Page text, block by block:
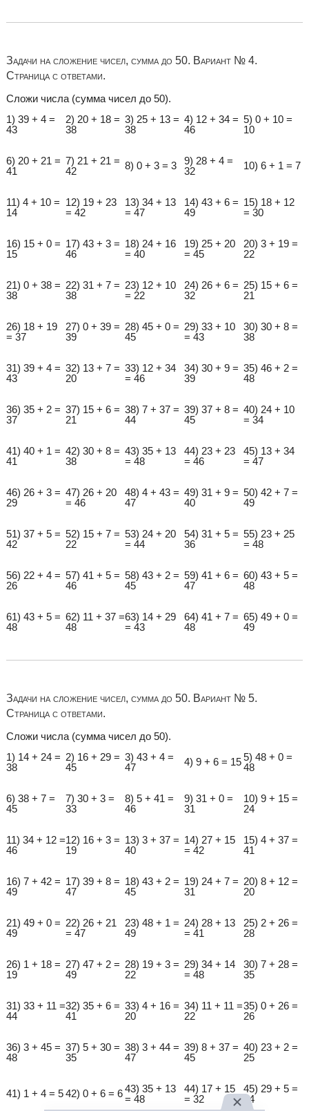
Задачи на сложение чисел, сумма до 50. Вариант № 4.
Страница с ответами.
Сложи числа (сумма чисел до 50).
1) 39 + 4 =
43
2) 20 + 18 =
38
3) 25 + 13 =
38
4) 12 + 34 =
46
5) 0 + 10 =
10
6) 20 + 21 =
41
7) 21 + 21 =
42
8) 0 + 3 = 3
9) 28 + 4 =
32
10) 6 + 1 = 7
11) 4 + 10 =
14
12) 19 + 23
= 42
13) 34 + 13
= 47
14) 43 + 6 =
49
15) 18 + 12
= 30
16) 15 + 0 =
15
17) 43 + 3 =
46
18) 24 + 16
= 40
19) 25 + 20
= 45
20) 3 + 19 =
22
21) 0 + 38 =
38
22) 31 + 7 =
38
23) 12 + 10
= 22
24) 26 + 6 =
32
25) 15 + 6 =
21
26) 18 + 19
= 37
27) 0 + 39 =
39
28) 45 + 0 =
45
29) 33 + 10
= 43
30) 30 + 8 =
38
31) 39 + 4 =
43
32) 13 + 7 =
20
33) 12 + 34
= 46
34) 30 + 9 =
39
35) 46 + 2 =
48
36) 35 + 2 =
37
37) 15 + 6 =
21
38) 7 + 37 =
44
39) 37 + 8 =
45
40) 24 + 10
= 34
41) 40 + 1 =
41
42) 30 + 8 =
38
43) 35 + 13
= 48
44) 23 + 23
= 46
45) 13 + 34
= 47
46) 26 + 3 =
29
47) 26 + 20
= 46
48) 4 + 43 =
47
49) 31 + 9 =
40
50) 42 + 7 =
49
51) 37 + 5 =
42
52) 15 + 7 =
22
53) 24 + 20
= 44
54) 31 + 5 =
36
55) 23 + 25
= 48
56) 22 + 4 =
26
57) 41 + 5 =
46
58) 43 + 2 =
45
59) 41 + 6 =
47
60) 43 + 5 =
48
61) 43 + 5 =
48
62) 11 + 37 =
48
63) 14 + 29
= 43
64) 41 + 7 =
48
65) 49 + 0 =
49
Задачи на сложение чисел, сумма до 50. Вариант № 5.
Страница с ответами.
Сложи числа (сумма чисел до 50).
1) 14 + 24 =
38
2) 16 + 29 =
45
3) 43 + 4 =
47
4) 9 + 6 = 155) 48 + 0 =
48
6) 38 + 7 =
45
7) 30 + 3 =
33
8) 5 + 41 =
46
9) 31 + 0 =
31
10) 9 + 15 =
24
11) 34 + 12 =
46
12) 16 + 3 =
19
13) 3 + 37 =
40
14) 27 + 15
= 42
15) 4 + 37 =
41
16) 7 + 42 =
49
17) 39 + 8 =
47
18) 43 + 2 =
45
19) 24 + 7 =
31
20) 8 + 12 =
20
21) 49 + 0 =
49
22) 26 + 21
= 47
23) 48 + 1 =
49
24) 28 + 13
= 41
25) 2 + 26 =
28
26) 1 + 18 =
19
27) 47 + 2 =
49
28) 19 + 3 =
22
29) 34 + 14
= 48
30) 7 + 28 =
35
31) 33 + 11 =
44
32) 35 + 6 =
41
33) 4 + 16 =
20
34) 11 + 11 =
22
35) 0 + 26 =
26
36) 3 + 45 =
48
37) 5 + 30 =
35
38) 3 + 44 =
47
39) 8 + 37 =
45
40) 23 + 2 =
25
41) 1 + 4 = 542) 0 + 6 = 643) 35 + 13
= 48
44) 17 + 15
= 32
45) 29 + 5 =
34